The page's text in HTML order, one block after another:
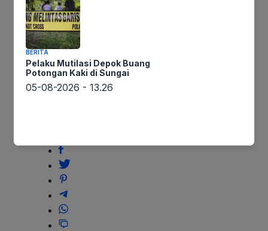
BERITA
Pelaku Mutilasi Depok Buang
Potongan Kaki di Sungai
05-08-2026 - 13.26